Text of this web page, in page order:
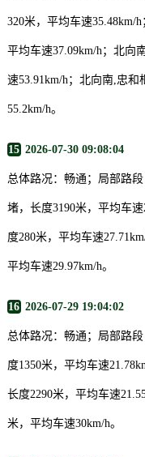
320米，平均车速35.48km/
平均车速37.09km/h；北向
速53.91km/h；北向南,忠
55.2km/h。
15 2026-07-30 09:08:04
总体路况：畅通；局部路
堵，长度3190米，平均车
度280米，平均车速
平均车速29.97km/h。
16 2026-07-29 19:04:02
总体路况：畅通；局部路
度1350米，平均车速
长度2290米，平均车速
米，平均车速30km/h。